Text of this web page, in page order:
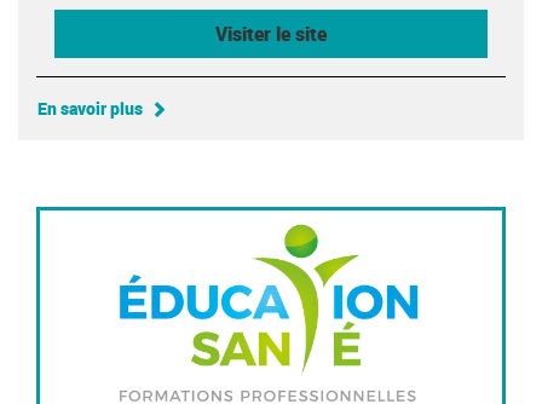
Visiter le site
En savoir plus